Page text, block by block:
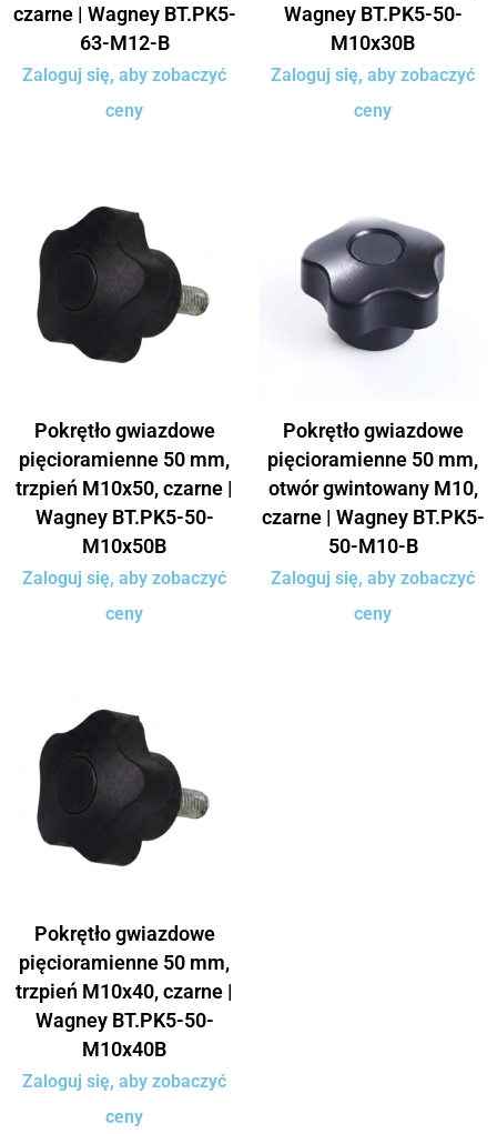
czarne | Wagney BT.PK5-
63-M12-B
Zaloguj się, aby zobaczyć
ceny
Wagney BT.PK5-50-
M10x30B
Zaloguj się, aby zobaczyć
ceny
Pokrętło gwiazdowe
pięcioramienne 50 mm,
trzpień M10x50, czarne |
Wagney BT.PK5-50-
M10x50B
Zaloguj się, aby zobaczyć
ceny
Pokrętło gwiazdowe
pięcioramienne 50 mm,
otwór gwintowany M10,
czarne | Wagney BT.PK5-
50-M10-B
Zaloguj się, aby zobaczyć
ceny
Pokrętło gwiazdowe
pięcioramienne 50 mm,
trzpień M10x40, czarne |
Wagney BT.PK5-50-
M10x40B
Zaloguj się, aby zobaczyć
ceny